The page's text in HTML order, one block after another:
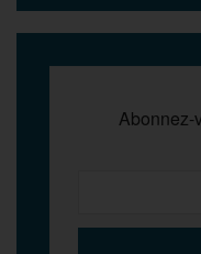
Abonnez-